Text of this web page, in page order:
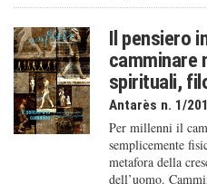
Il pensiero
camminare
spirituali,
Antarès n. 1/
Per millenni il
semplicemente
metafora della
dell’uomo.